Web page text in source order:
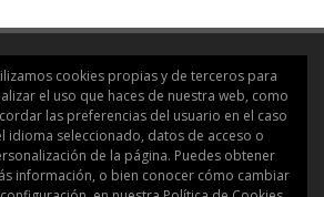
en los que el
a lo largo del
ayudará a resolver
los ejercicios.
boletín
cookies propias y de terceros para
el uso que haces de nuestra web, como
las preferencias del usuario en el caso
idioma seleccionado, datos de acceso o
de la página. Puedes obtener
información, o bien conocer cómo cambiar